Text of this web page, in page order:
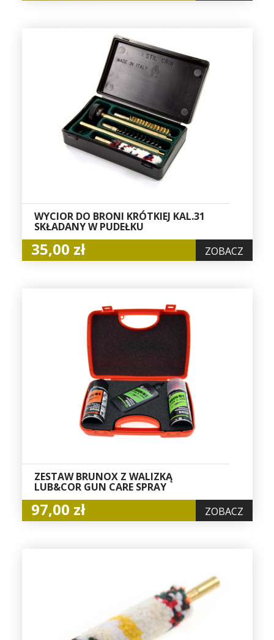
WYCIOR DO BRONI KRÓTKIEJ KAL.31
SKŁADANY W PUDEŁKU
35,00 zł ZOBACZ
ZESTAW BRUNOX Z WALIZKĄ
LUB&COR GUN CARE SPRAY
97,00 zł ZOBACZ